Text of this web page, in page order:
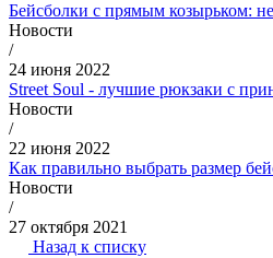
Бейсболки с прямым козырьком:
Новости
/
24 июня 2022
Street Soul - лучшие рюкзаки с
Новости
/
22 июня 2022
Как правильно выбрать размер
Новости
/
27 октября 2021
Назад к списку